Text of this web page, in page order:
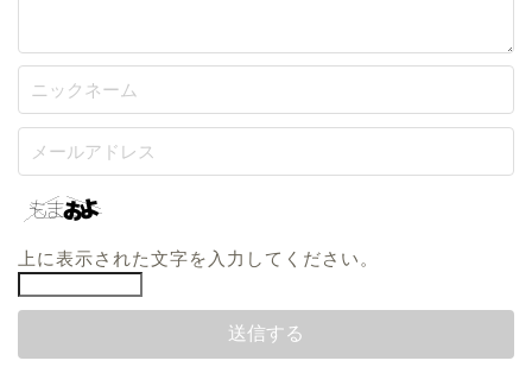
上に表示された文字を入力してください。